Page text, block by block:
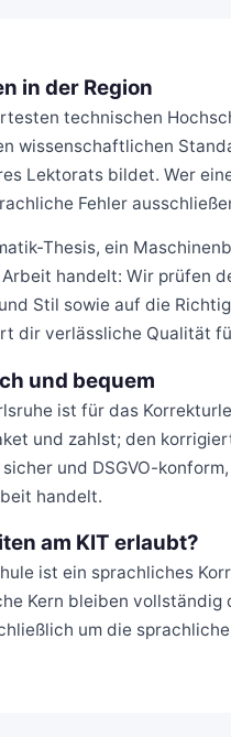
in der Region
technischen
wissenschaftlichen
Lektorats bildet. Wer
Fehler
Thesis, ein
handelt: Wir prüfen
Stil sowie auf die
dir verlässliche Qualität
und bequem
ist für das
und zahlst; den
und DSGVO-
handelt.
am KIT erlaubt?
ist ein sprachliches
Kern bleiben vollständig
um die sprachliche